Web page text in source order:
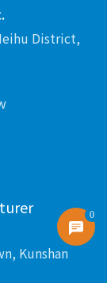
District,
Kunshan
0